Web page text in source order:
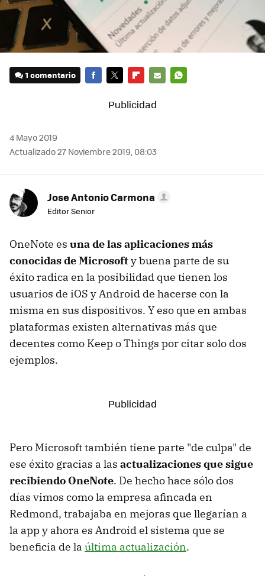
1 comentario
MAIL
4 Mayo 2019
Actualizado 27 Noviembre 2019, 08:03
Jose Antonio Carmona
Editor Senior
OneNote es una de las aplicaciones más
conocidas de Microsofty buena parte de su
éxito radica en la posibilidad que tienen los
usuarios de iOS y Android de hacerse con la
misma en sus dispositivos. Y eso que en ambas
plataformas existen alternativas más que
decentes como Keep o Things por citar solo dos
ejemplos.
Pero Microsoft también tiene parte "de culpa" de
ese éxito gracias a las actualizaciones que sigue
recibiendo OneNote. De hecho hace sólo dos
días vimos como la empresa afincada en
Redmond, trabajaba en mejoras que llegarían a
la app y ahora es Android el sistema que se
beneficia de la última actualización.